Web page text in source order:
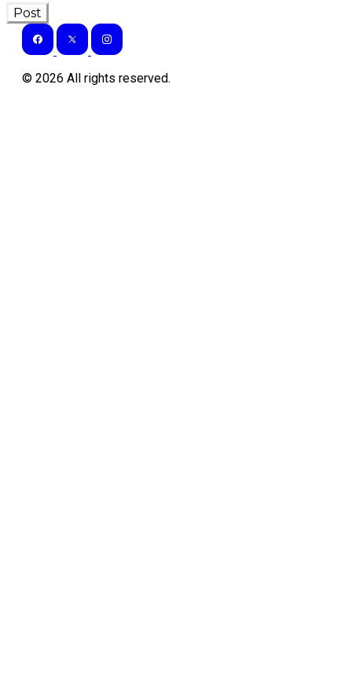
Post
© 2026 All rights reserved.